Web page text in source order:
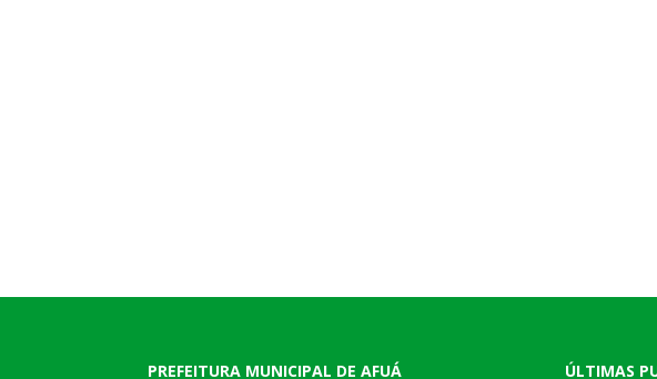
PREFEITURA MUNICIPAL DE AFUÁ ÚLTIMAS